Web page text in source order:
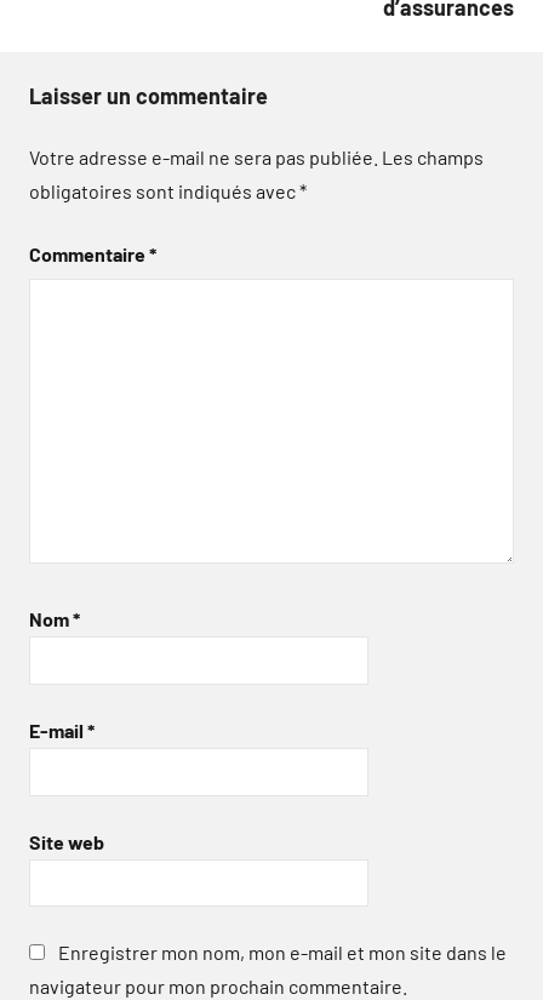
d’assurances
Laisser un commentaire
Votre adresse e-mail ne sera pas publiée. Les champs
obligatoires sont indiqués avec*
Commentaire*
Nom*
E-mail *
Site web
Enregistrer mon nom, mon e-mail et mon site dans le
navigateur pour mon prochain commentaire.